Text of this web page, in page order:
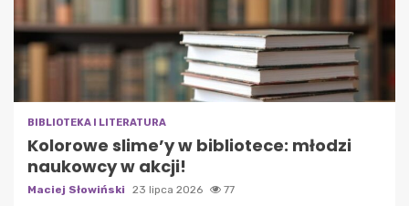
BIBLIOTEKA I LITERATURA
Kolorowe slime’y w bibliotece: młodzi
naukowcy w akcji!
Maciej Słowiński 23 lipca 2026 77